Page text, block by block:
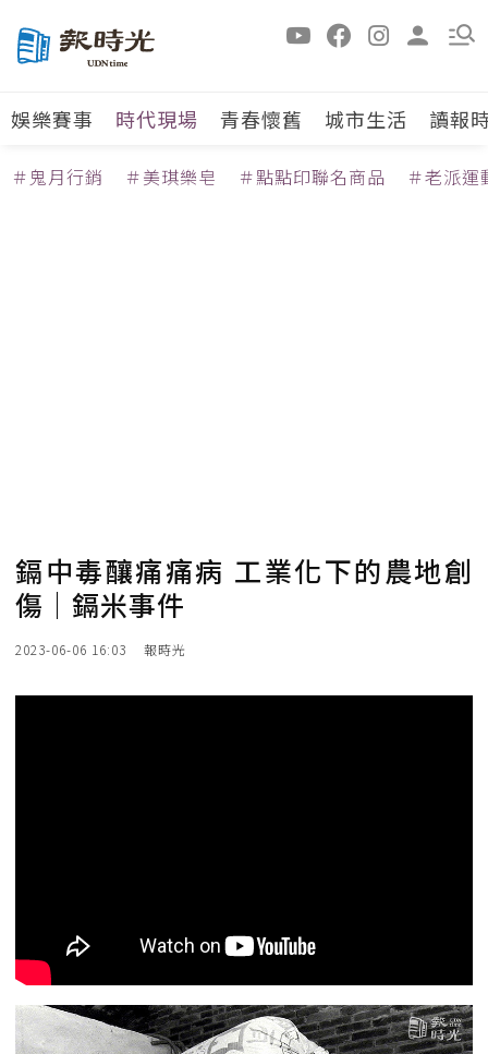
娛樂賽事 時代現場 青春懷舊 城市生活 讀報
＃鬼月行銷 ＃美琪樂皂 ＃點點印聯名商品 ＃老派運
鎘中毒釀痛痛病 工業化下的農地創
傷｜鎘米事件
2023-06-06 16:03 報時光